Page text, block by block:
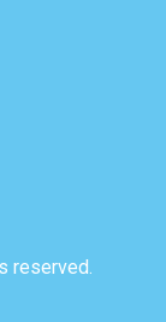
reserved.